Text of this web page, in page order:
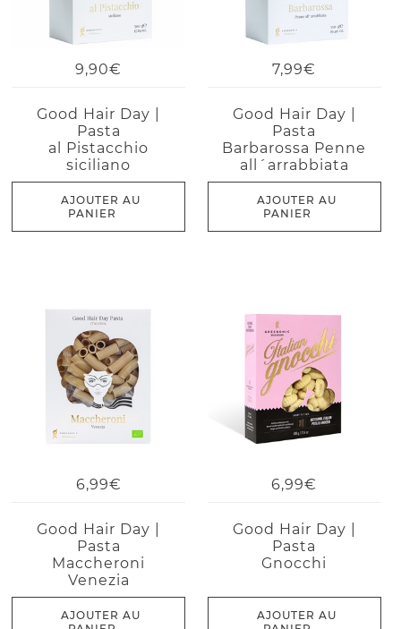
9,90€
Good Hair Day |
Pasta
al Pistacchio
siciliano
AJOUTER AU
PANIER
7,99€
Good Hair Day |
Pasta
Barbarossa Penne
all´arrabbiata
AJOUTER AU
PANIER
6,99€
Good Hair Day |
Pasta
Maccheroni
Venezia
AJOUTER AU
6,99€
Good Hair Day |
Pasta
Gnocchi
AJOUTER AU